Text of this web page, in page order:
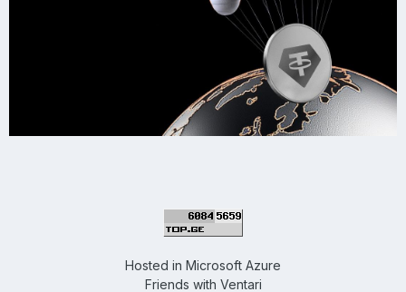
Hosted in Microsoft Azure
Friends with Ventari